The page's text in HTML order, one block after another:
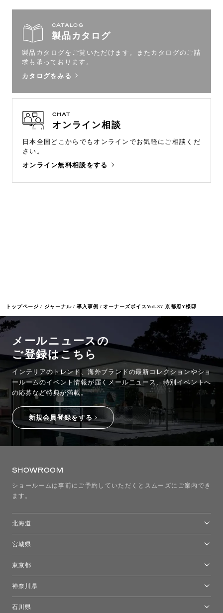
トップページ ジャーナル 導入事例 オーナーズボイスVol.37 京都府Y様邸
CATALOG
製品カタログ
製品カタログをご覧いただけます。
またカタログのご請
求も承っております。
カタログをみる
CHAT
オンライン相談
日本全国どこからでもオンラインでお気軽にご相談くだ
さい。
オンライン無料相談をする
メールニュースの
ご登録はこちら
インテリアのトレンド、海外ブランドの最新コレクションやショ
ールームのイベント情報が届くメールニュース、特別イベントへ
の応募など特典が満載。
新規会員登録をする
SHOWROOM
ショールームは事前にご予約していただくとスムーズにご案内でき
ます。
北海道
宮城県
東京都
モーイ東京
神奈川県
石川県